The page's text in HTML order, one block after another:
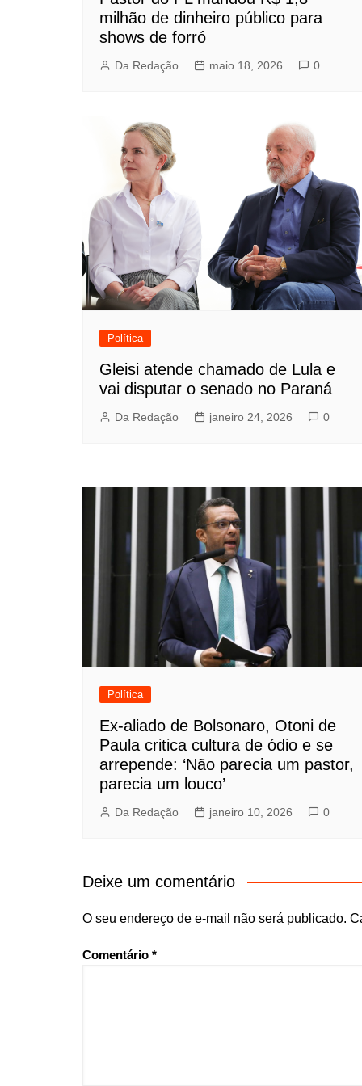
milhão de dinheiro público para
shows de forró
Da Redação maio 18, 2026 0
Política
Gleisi atende chamado de Lula e
vai disputar o senado no Paraná
Da Redação janeiro 24, 2026 0
Política
Ex-aliado de Bolsonaro, Otoni de
Paula critica cultura de ódio e se
arrepende: ‘Não parecia um pastor,
parecia um louco’
Da Redação janeiro 10, 2026 0
Deixe um comentário
O seu endereço de e-mail não será publicado.
Comentário *